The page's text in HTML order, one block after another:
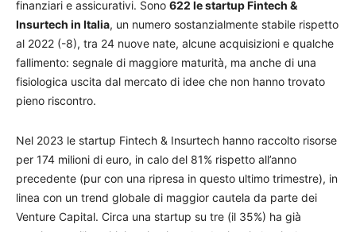
finanziari e assicurativi. Sono 622 le startup Fintech &
Insurtech in Italia, un numero sostanzialmente stabile rispetto
al 2022 (-8), tra 24 nuove nate, alcune acquisizioni e qualche
fallimento: segnale di maggiore maturità, ma anche di una
fisiologica uscita dal mercato di idee che non hanno trovato
pieno riscontro.
Nel 2023 le startup Fintech & Insurtech hanno raccolto risorse
per 174 milioni di euro, in calo del 81% rispetto all’anno
precedente (pur con una ripresa in questo ultimo trimestre), in
linea con un trend globale di maggior cautela da parte dei
Venture Capital. Circa una startup su tre (il 35%) ha già